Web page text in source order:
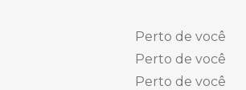
Perto de você
Perto de você
Perto de você